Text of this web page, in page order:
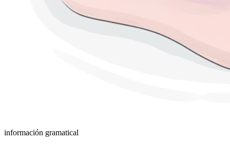
información gramatical